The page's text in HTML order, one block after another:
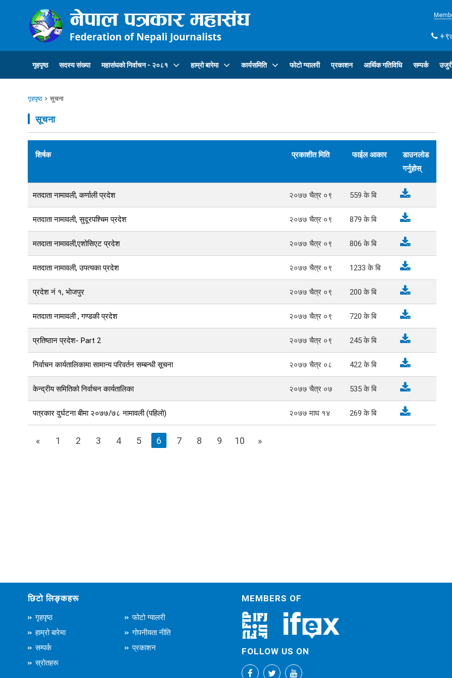
गृहपृष्ठ सदस्य संख्या महासंघकाे निर्वाचन - २०८१ हाम्रो बारेमा कार्यसमिति फोटो ग्यालरी प्रकाशन आर्थिक गतिविधि सम्पर्क
गृहपृष्ठ सूचना
सूचना
शिर्षक प्रकाशीत मिति फाईल आकार
डाउनलोड
गर्नुहोस्
मतदाता नामावली, कर्णाली प्रदेश २०७७ चैत्र ०९ 559के बि
मतदाता नामावली, सुदूरपश्चिम प्रदेश २०७७ चैत्र ०९ 879के बि
मतदाता नामावली,एशोसिएट प्रदेश २०७७ चैत्र ०९ 806के बि
मतदाता नामावली, उपत्यका प्रदेश २०७७ चैत्र ०९ 1233के बि
प्रदेश नं १, भाेजपुर २०७७ चैत्र ०९ 200के बि
मतदाता नामावली , गण्डकी प्रदेश २०७७ चैत्र ०९ 720के बि
प्रतिष्ठान प्रदेश- Part 2 २०७७ चैत्र ०९ 245के बि
निर्वाचन कार्यतालिकामा सामान्य परिवर्तन सम्बन्धी सूचना २०७७ चैत्र ०८ 422के बि
केन्द्रीय समितिको निर्वाचन कार्यतालिका २०७७ चैत्र ०७ 535के बि
पत्रकार दुर्घटना बीमा २०७७/७८ नामावली (पहिलो) २०७७ माघ १४ 269के बि
« 1 2 3 4 5 6 7 8 9 10 »
छिटो लिङ्कहरू
गृहपृष्ठ
फोटो ग्यालरी
हाम्रो बारेमा
गोपनीयता नीति
सम्पर्क
प्रकाशन
स्रोतहरू
MEMBERS OF
FOLLOW US ON